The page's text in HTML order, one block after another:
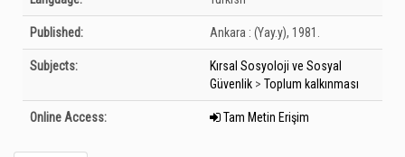
Published: Ankara : (Yay.y), 1981.
Subjects:
Kırsal Sosyoloji ve Sosyal
Güvenlik > Toplum kalkınması
Online Access: Tam Metin Erişim